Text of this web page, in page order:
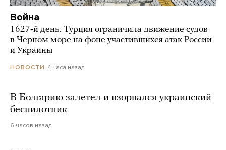
Война
1627-й день. Турция ограничила движение судов
в Черном море на фоне участившихся атак России
и Украины
НОВОСТИ 4 часа назад
В Болгарию залетел и взорвался украинский
беспилотник
6 часов назад